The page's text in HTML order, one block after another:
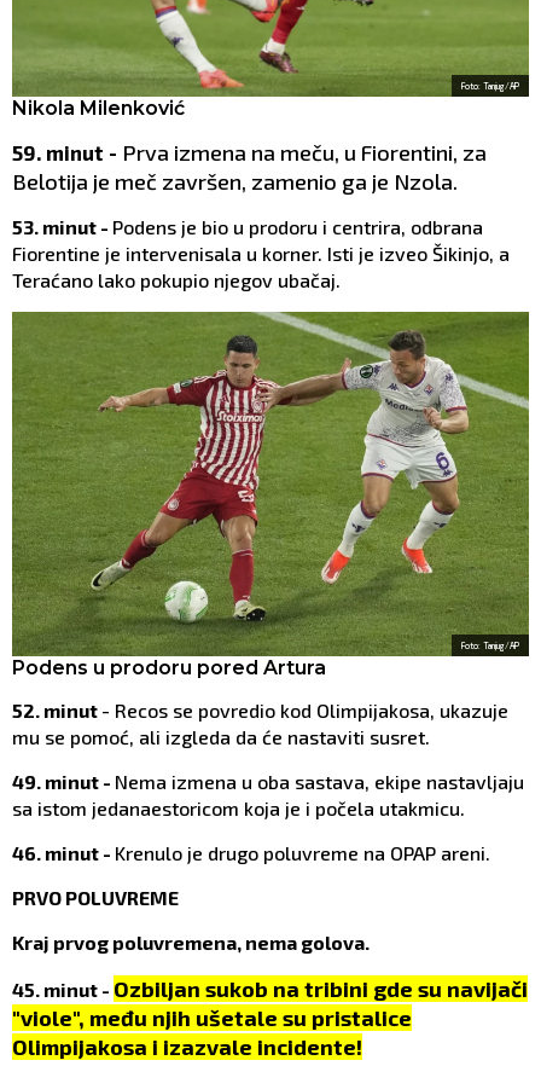
Foto: Tanjug/AP
Nikola Milenković
59. minut - Prva izmena na meču, u Fiorentini, za
Belotija je meč završen, zamenio ga je Nzola.
53. minut - Podens je bio u prodoru i centrira, odbrana
Fiorentine je intervenisala u korner. Isti je izveo Šikinjo, a
Teraćano lako pokupio njegov ubačaj.
Foto: Tanjug/AP
Podens u prodoru pored Artura
52. minut - Recos se povredio kod Olimpijakosa, ukazuje
mu se pomoć, ali izgleda da će nastaviti susret.
49. minut - Nema izmena u oba sastava, ekipe nastavljaju
sa istom jedanaestoricom koja je i počela utakmicu.
46. minut - Krenulo je drugo poluvreme na OPAP areni.
PRVO POLUVREME
Kraj prvog poluvremena, nema golova.
45. minut - Ozbiljan sukob na tribini gde su navijači
"viole", među njih ušetale su pristalice
Olimpijakosa i izazvale incidente!